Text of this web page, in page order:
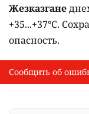
Жезказгане
+35...+37°C.
опасность.
I
Сообщить об
Выделите
Сообщить об